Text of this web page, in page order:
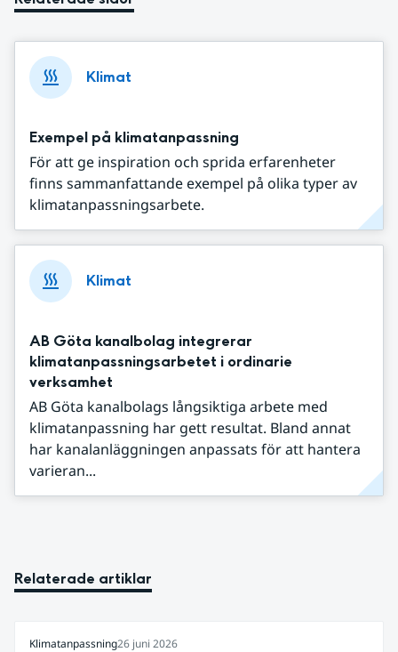
Klimat
Exempel på klimatanpassning
För att ge inspiration och sprida erfarenheter
finns sammanfattande exempel på olika typer av
klimatanpassningsarbete.
Klimat
AB Göta kanalbolag integrerar
klimatanpassningsarbetet i ordinarie
verksamhet
AB Göta kanalbolags långsiktiga arbete med
klimatanpassning har gett resultat. Bland annat
har kanalanläggningen anpassats för att hantera
varieran...
Relaterade artiklar
Klimatanpassning26 juni 2026